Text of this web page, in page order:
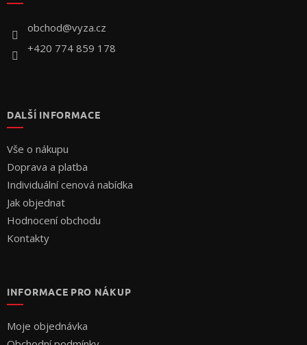
obchod@vyza.cz
+420 774 859 178
DALŠÍ INFORMACE
Vše o nákupu
Doprava a platba
Individuální cenová nabídka
Jak objednat
Hodnocení obchodu
Kontakty
INFORMACE PRO NÁKUP
Moje objednávka